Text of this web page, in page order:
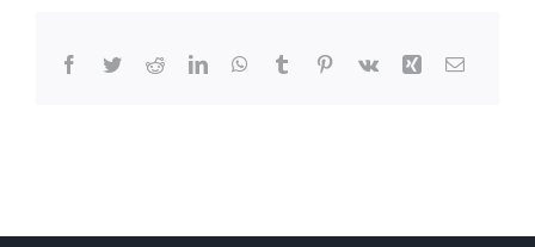
Facebook
TwitterRedditLinkedInWhatsApp
Tumblr Pinterest
Vk Xing Email: